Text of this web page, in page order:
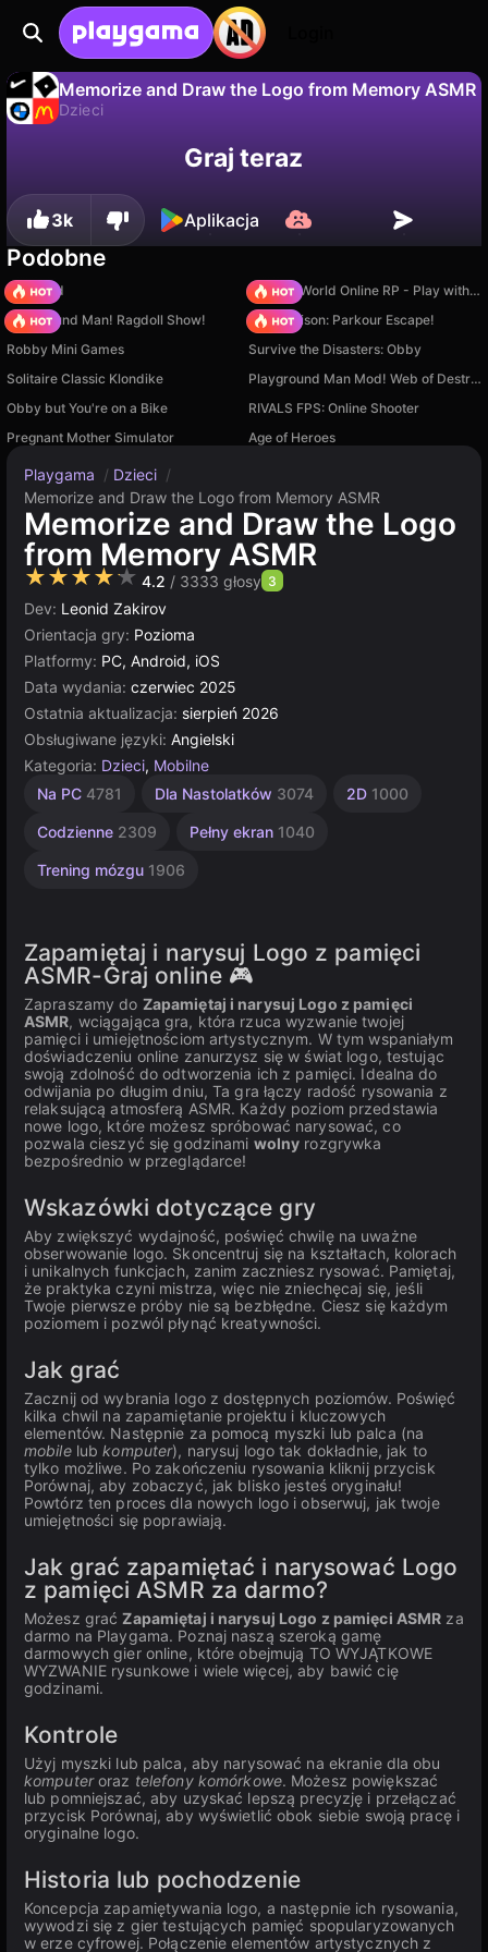
Memorize and Draw the Logo from Memory ASMR
Dzieci
Zapisz postępy! Nie
Graj teraz
3k Aplikacja
Podobne
TB World
Sprunki World Online RP - Play with Friends!
Playground Man! Ragdoll Show!
Barry Prison: Parkour Escape!
Robby Mini Games
Survive the Disasters: Obby
Solitaire Classic Klondike
Playground Man Mod! Web of Destruction!
Obby but You're on a Bike
RIVALS FPS: Online Shooter
Pregnant Mother Simulator
Age of Heroes
Playgama / Dzieci /
Memorize and Draw the Logo from Memory ASMR
Memorize and Draw the Logo
from Memory ASMR
★★★★★ 4.2 / 3333 głosy 3
Dev: Leonid Zakirov
Orientacja gry: Pozioma
Platformy: PC, Android, iOS
Data wydania: czerwiec 2025
Ostatnia aktualizacja: sierpień 2026
Obsługiwane języki: Angielski
Kategoria: Dzieci, Mobilne
Na PC 4781 Dla Nastolatków 3074 2D 1000
Codzienne 2309 Pełny ekran 1040
Trening mózgu 1906
Pamięć
Nieskończoność
Kolorowanki
Zręcznościowe
Komputerowe
Dla
1480
Multiplayer
Unity
3174
Zapamiętaj i narysuj Logo z pamięci
ASMR-Graj online 🎮
Zapraszamy do Zapamiętaj i narysuj Logo z pamięci
ASMR, wciągająca gra, która rzuca wyzwanie twojej
pamięci i umiejętnościom artystycznym. W tym wspaniałym
doświadczeniu online zanurzysz się w świat logo, testując
swoją zdolność do odtworzenia ich z pamięci. Idealna do
odwijania po długim dniu, Ta gra łączy radość rysowania z
relaksującą atmosferą ASMR. Każdy poziom przedstawia
nowe logo, które możesz spróbować narysować, co
pozwala cieszyć się godzinami wolny rozgrywka
bezpośrednio w przeglądarce!
Wskazówki dotyczące gry
Aby zwiększyć wydajność, poświęć chwilę na uważne
obserwowanie logo. Skoncentruj się na kształtach, kolorach
i unikalnych funkcjach, zanim zaczniesz rysować. Pamiętaj,
że praktyka czyni mistrza, więc nie zniechęcaj się, jeśli
Twoje pierwsze próby nie są bezbłędne. Ciesz się każdym
poziomem i pozwól płynąć kreatywności.
Jak grać
Zacznij od wybrania logo z dostępnych poziomów. Poświęć
kilka chwil na zapamiętanie projektu i kluczowych
elementów. Następnie za pomocą myszki lub palca (na
mobilelubkomputer), narysuj logo tak dokładnie, jak to
tylko możliwe. Po zakończeniu rysowania kliknij przycisk
Porównaj, aby zobaczyć, jak blisko jesteś oryginału!
Powtórz ten proces dla nowych logo i obserwuj, jak twoje
umiejętności się poprawiają.
Jak grać zapamiętać i narysować Logo
z pamięci ASMR za darmo?
Możesz graćZapamiętaj i narysuj Logo z pamięci ASMR za
darmo na Playgama. Poznaj naszą szeroką gamę
darmowych gier online, które obejmują TO WYJĄTKOWE
WYZWANIE rysunkowe i wiele więcej, aby bawić cię
godzinami.
Kontrole
Użyj myszki lub palca, aby narysować na ekranie dla obu
komputeroraz telefony komórkowe. Możesz powiększać
lub pomniejszać, aby uzyskać lepszą precyzję i przełączać
przycisk Porównaj, aby wyświetlić obok siebie swoją pracę i
oryginalne logo.
Historia lub pochodzenie
Koncepcja zapamiętywania logo, a następnie ich rysowania,
wywodzi się z gier testujących pamięć spopularyzowanych
w erze cyfrowej. Połączenie elementów artystycznych z